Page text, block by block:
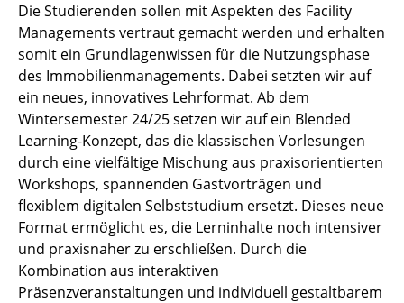
Infrastruktur- und Projektfinanzierung
《 Zurück zu Lehre
Die Studierenden sollen mit Aspekten des Facility
Managements vertraut gemacht werden und erhalten
somit ein Grundlagenwissen für die Nutzungsphase
des Immobilienmanagements. Dabei setzten wir auf
ein neues, innovatives Lehrformat. Ab dem
Wintersemester 24/25 setzen wir auf ein Blended
Learning-Konzept, das die klassischen Vorlesungen
durch eine vielfältige Mischung aus praxisorientierten
Workshops, spannenden Gastvorträgen und
flexiblem digitalen Selbststudium ersetzt. Dieses neue
Format ermöglicht es, die Lerninhalte noch intensiver
und praxisnaher zu erschließen. Durch die
Kombination aus interaktiven
Präsenzveranstaltungen und individuell gestaltbarem